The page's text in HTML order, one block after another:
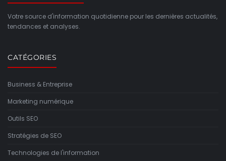
Votre source d'information quotidienne pour les dernières actualités,
tendances et analyses.
CATÉGORIES
Business & Entreprise
Marketing numérique
Outils SEO
Stratégies de SEO
Technologies de l'information